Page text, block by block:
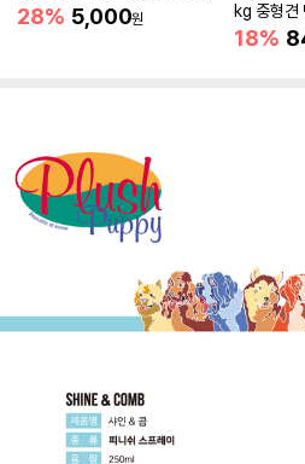
28% 5,000원
kg 중형견
18%